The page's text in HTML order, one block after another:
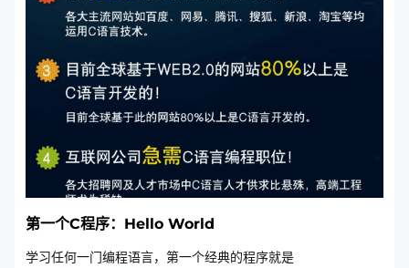
第一个C程序：Hello World
学习任何一门编程语言，第一个经典的程序就是